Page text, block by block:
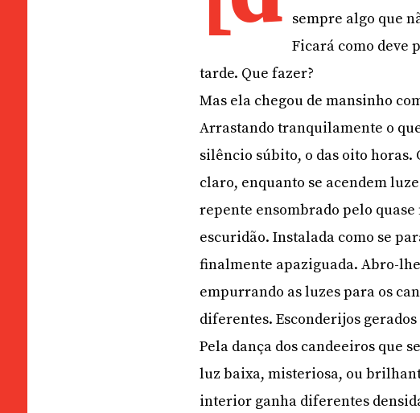
sempre algo que
Ficará como deve
tarde. Que fazer?
Mas ela chegou de mansinho
Arrastando tranquilamente o
silêncio súbito, o das oito horas.
claro, enquanto se acendem
repente ensombrado pelo
escuridão. Instalada como se
finalmente apaziguada. Abro-
empurrando as luzes para os
diferentes. Esconderijos
Pela dança dos candeeiros que
luz baixa, misteriosa, ou
interior ganha diferentes